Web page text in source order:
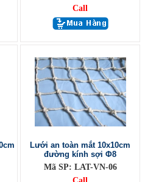
Call
Lưới an toàn mắt 10x10cm
đường kính sợi Φ8
Mã SP: LAT-VN-06